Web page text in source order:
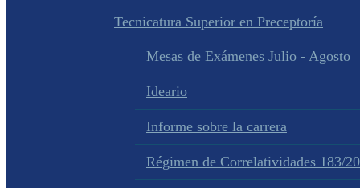
Tecnicatura Superior en Preceptoría
Mesas de Exámenes Julio - Agosto
Ideario
Informe sobre la carrera
Régimen de Correlatividades 183/